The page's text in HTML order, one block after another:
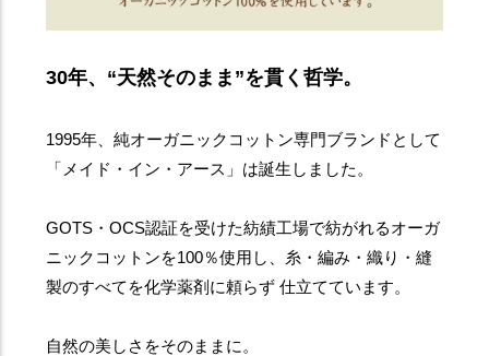
30年、“天然そのまま”を貫く哲学。
1995年、純オーガニックコットン専門ブランドとして
「メイド・イン・アース」は誕生しました。
GOTS・OCS認証を受けた紡績工場で紡がれるオーガ
ニックコットンを100％使用し、糸・編み・織り・縫
製のすべてを化学薬剤に頼らず 仕立てています。
自然の美しさをそのままに。